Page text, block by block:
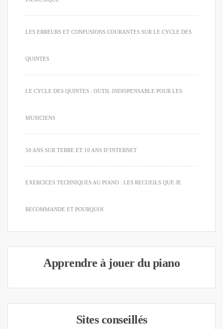
LES ERREURS ET CONFUSIONS COURANTES SUR LE CYCLE DES
QUINTES
LE CYCLE DES QUINTES : OUTIL INDISPENSABLE POUR LES
MUSICIENS
50 ANS SUR TERRE ET 10 ANS D’INTERNET
EXERCICES TECHNIQUES AU PIANO : LES RECUEILS QUE JE
RECOMMANDE ET POURQUOI
Apprendre à jouer du piano
Sites conseillés